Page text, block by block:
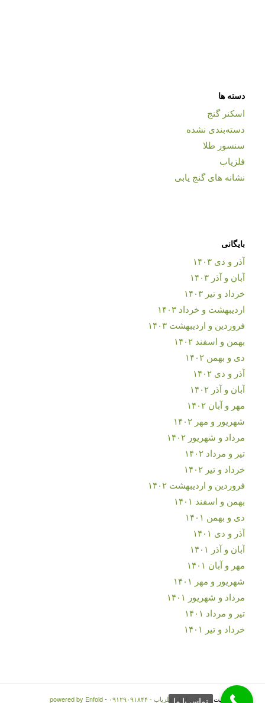
دسته ها
اسکنر گنج
دسته‌بندی نشده
سنسور طلا
فلزیاب
نشانه های گنج یابی
بایگانی
آذر و دی ۱۴۰۳
آبان و آذر ۱۴۰۳
خرداد و تیر ۱۴۰۳
اردیبهشت و خرداد ۱۴۰۳
فروردین و اردیبهشت ۱۴۰۳
بهمن و اسفند ۱۴۰۲
دی و بهمن ۱۴۰۲
آذر و دی ۱۴۰۲
آبان و آذر ۱۴۰۲
مهر و آبان ۱۴۰۲
شهریور و مهر ۱۴۰۲
مرداد و شهریور ۱۴۰۲
تیر و مرداد ۱۴۰۲
خرداد و تیر ۱۴۰۲
فروردین و اردیبهشت ۱۴۰۲
بهمن و اسفند ۱۴۰۱
دی و بهمن ۱۴۰۱
آذر و دی ۱۴۰۱
آبان و آذر ۱۴۰۱
مهر و آبان ۱۴۰۱
شهریور و مهر ۱۴۰۱
مرداد و شهریور ۱۴۰۱
تیر و مرداد ۱۴۰۱
خرداد و تیر ۱۴۰۱
© کپی رایت -شرکت آسان فلزیاب - ۰۹۱۲۹۰۹۱۸۴۴ -
powered by Enfold